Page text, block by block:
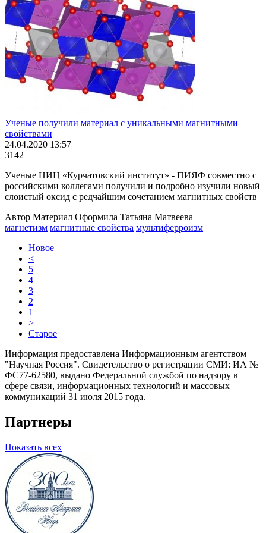
Ученые получили материал с уникальными магнитными
свойствами
24.04.2020 13:57
3142
Ученые НИЦ «Курчатовский институт» - ПИЯФ совместно с
российскими коллегами получили и подробно изучили новый
слоистый оксид с редчайшим сочетанием магнитных свойств
Автор Материал Оформила Татьяна Матвеева
магнетизм магнитные свойства мультиферроизм
Новое
<
5
4
3
2
1
>
Старое
Информация предоставлена Информационным агентством
"Научная Россия". Свидетельство о регистрации СМИ: ИА №
ФС77-62580, выдано Федеральной службой по надзору в
сфере связи, информационных технологий и массовых
коммуникаций 31 июля 2015 года.
Партнеры
Показать всех